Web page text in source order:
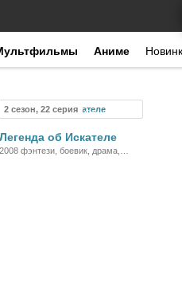
Аниме
2 сезон, 22 серия Сериал
Легенда об Искателе
2008 фэнтези, боевик, драма,